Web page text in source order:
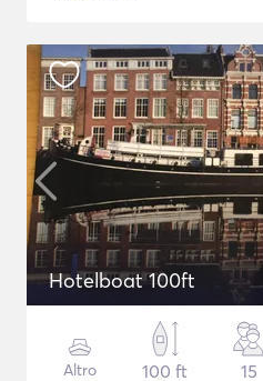
Hotelboat 100ft
Altro
100 ft
15